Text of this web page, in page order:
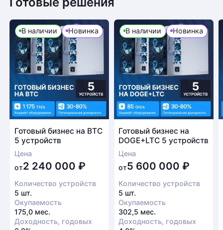
В наличии Новинка
Готовый бизнес на BTC
5 устройств
Цена
от2 240 000 ₽
Количество устройств
5 шт.
Окупаемость
175,0 мес.
Доходность, годовых
В наличии Новинка
Готовый бизнес на
DOGE+LTC 5 устройств
Цена
от5 600 000₽
Количество устройств
5 шт.
Окупаемость
302,5 мес.
Доходность, годовых